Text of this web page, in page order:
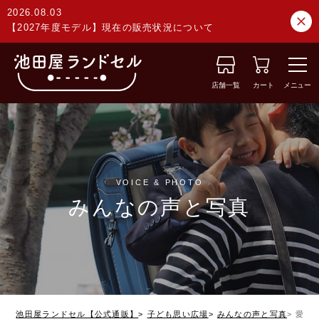
2026.08.03
【2027年度モデル】現在の販売状況について
店舗一覧 カート メニュー
VOICE & PHOTO
みんなの声と写真
池田屋ランドセル【公式通販】 子ども思い広場 みんなの声と写真 愛知